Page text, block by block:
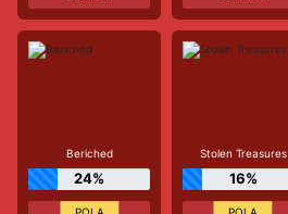
Beriched
24%
Stolen Treasures
16%